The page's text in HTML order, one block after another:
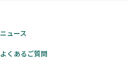
ニュース
よくあるご質問